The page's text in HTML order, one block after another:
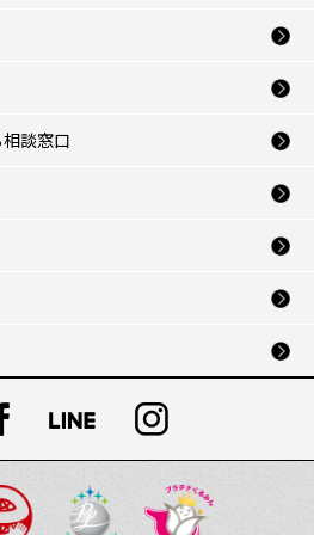
談窓口